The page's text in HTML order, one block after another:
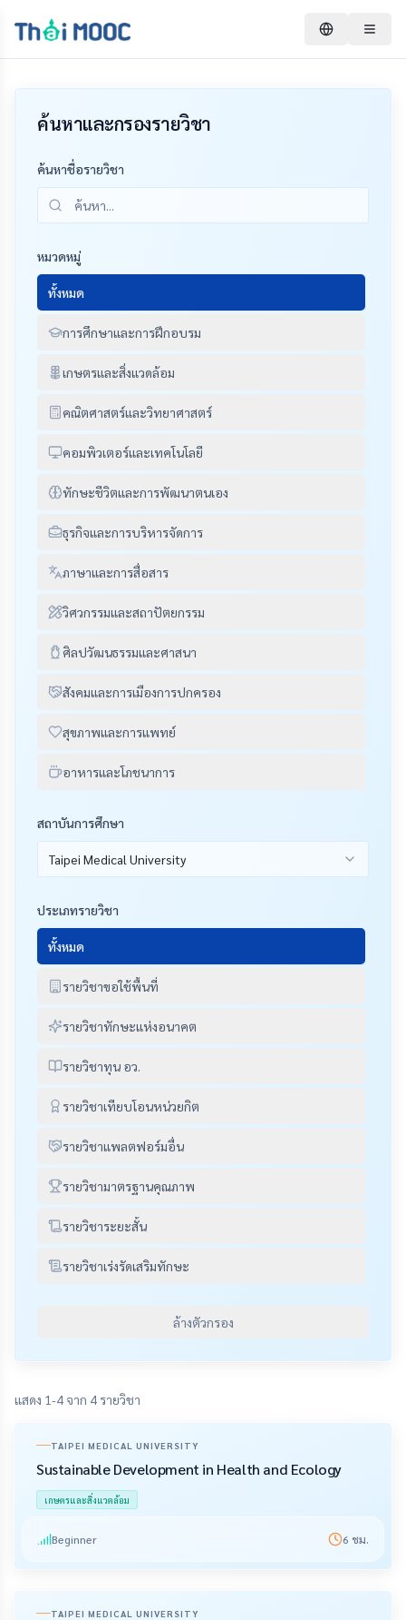
ค้นหาและกรองรายวิชา
ค้นหาชื่อรายวิชา
หมวดหมู่
ทั้งหมด
การศึกษาและการฝึกอบรม
เกษตรและสิ่งแวดล้อม
คณิตศาสตร์และวิทยาศาสตร์
คอมพิวเตอร์และเทคโนโลยี
ทักษะชีวิตและการพัฒนาตนเอง
ธุรกิจและการบริหารจัดการ
ภาษาและการสื่อสาร
วิศวกรรมและสถาปัตยกรรม
ศิลปวัฒนธรรมและศาสนา
สังคมและการเมืองการปกครอง
สุขภาพและการแพทย์
อาหารและโภชนาการ
สถาบันการศึกษา
Taipei Medical University
ประเภทรายวิชา
ทั้งหมด
รายวิชาขอใช้พื้นที่
รายวิชาทักษะแห่งอนาคต
รายวิชาทุน อว.
รายวิชาเทียบโอนหน่วยกิต
รายวิชาแพลตฟอร์มอื่น
รายวิชามาตรฐานคุณภาพ
รายวิชาระยะสั้น
รายวิชาเร่งรัดเสริมทักษะ
ล้างตัวกรอง
แสดง 1-4 จาก 4 รายวิชา
TAIPEI MEDICAL UNIVERSITY
Sustainable Development in Health and Ecology
เกษตรและสิ่งแวดล้อม
Beginner 6 ชม.
TAIPEI MEDICAL UNIVERSITY